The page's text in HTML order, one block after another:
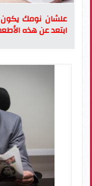
علشان نومك
ابتعد عن هذه